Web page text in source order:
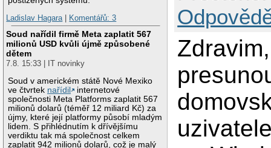
Ladislav Hagara| Komentářů: 3
Soud nařídil firmě Meta zaplatit 567
milionů USD kvůli újmě způsobené
dětem
7.8. 15:33 | IT novinky
Soud v americkém státě Nové Mexiko
ve čtvrtek nařídil
internetové
společnosti Meta Platforms zaplatit 567
milionů dolarů (téměř 12 miliard Kč) za
újmy, které její platformy působí mladým
lidem. S přihlédnutím k dřívějšímu
verdiktu tak má společnost celkem
zaplatit 942 milionů dolarů, což je malý